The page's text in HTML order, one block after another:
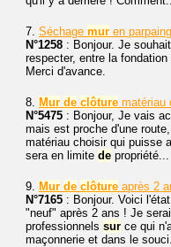
7. Séchage mur en
N°1258 : Bonjour. Je
respecter, entre la
Merci d'avance.
8. Mur de clôture matériau
N°5475 : Bonjour, Je vais
mais est proche d'une
matériau choisir qui puisse
sera en limite de propriété...
9. Mur de clôture après 2
N°7165 : Bonjour. Voici l'état
"neuf" après 2 ans ! Je
professionnels sur ce qui
maçonnerie et dans le